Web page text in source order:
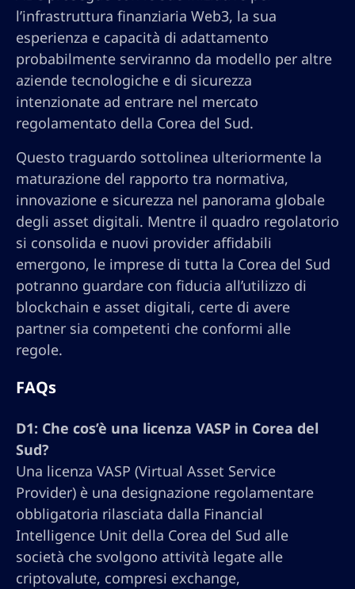
l’infrastruttura finanziaria Web3, la sua
esperienza e capacità di adattamento
probabilmente serviranno da modello per altre
aziende tecnologiche e di sicurezza
intenzionate ad entrare nel mercato
regolamentato della Corea del Sud.
Questo traguardo sottolinea ulteriormente la
maturazione del rapporto tra normativa,
innovazione e sicurezza nel panorama globale
degli asset digitali. Mentre il quadro regolatorio
si consolida e nuovi provider affidabili
emergono, le imprese di tutta la Corea del Sud
potranno guardare con fiducia all’utilizzo di
blockchain e asset digitali, certe di avere
partner sia competenti che conformi alle
regole.
FAQs
D1: Che cos’è una licenza VASP in Corea del
Sud?
Una licenza VASP (Virtual Asset Service
Provider) è una designazione regolamentare
obbligatoria rilasciata dalla Financial
Intelligence Unit della Corea del Sud alle
società che svolgono attività legate alle
criptovalute, compresi exchange,